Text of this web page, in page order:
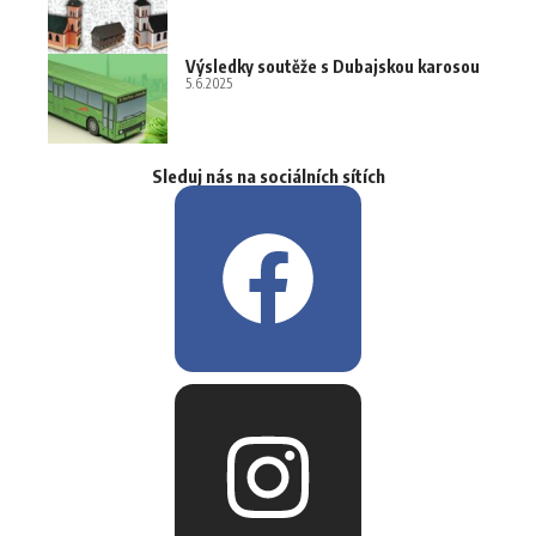
Výsledky soutěže s Dubajskou karosou
5.6.2025
Sleduj nás na sociálních sítích